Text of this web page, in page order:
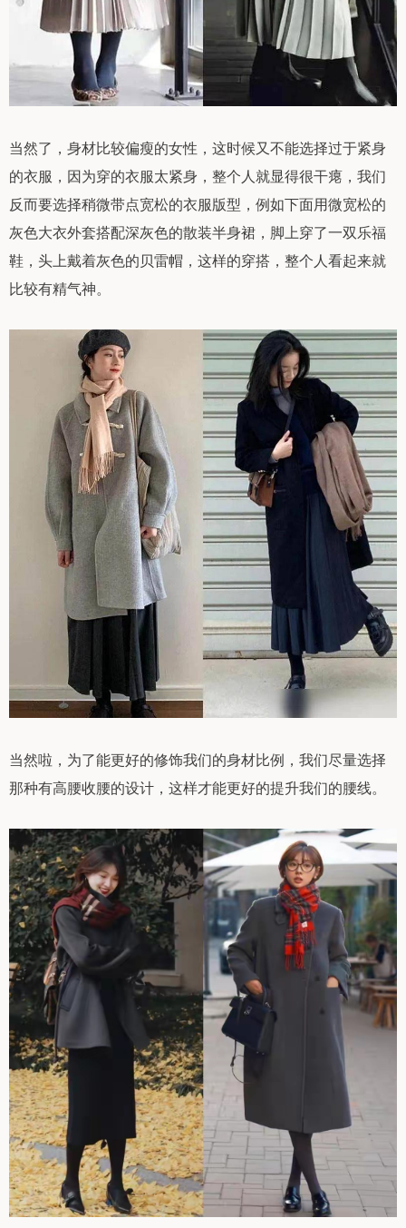
当然了，身材比较偏瘦的女性，这时候又不能选择过于紧身
的衣服，因为穿的衣服太紧身，整个人就显得很干瘪，我们
反而要选择稍微带点宽松的衣服版型，例如下面用微宽松的
灰色大衣外套搭配深灰色的散装半身裙，脚上穿了一双乐福
鞋，头上戴着灰色的贝雷帽，这样的穿搭，整个人看起来就
比较有精气神。
当然啦，为了能更好的修饰我们的身材比例，我们尽量选择
那种有高腰收腰的设计，这样才能更好的提升我们的腰线。